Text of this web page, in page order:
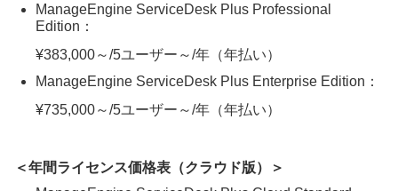
ManageEngine ServiceDesk Plus Professional
Edition：
¥383,000～/5ユーザー～/年（年払い）
ManageEngine ServiceDesk Plus Enterprise Edition：
¥735,000～/5ユーザー～/年（年払い）
＜年間ライセンス価格表（クラウド版）＞